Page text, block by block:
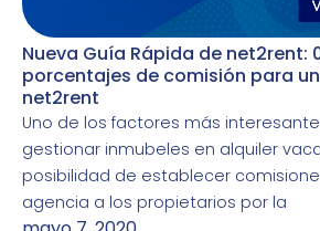
Nueva Guía Rápida de net2rent:
porcentajes de comisión para
net2rent
Uno de los factores más
gestionar inmubeles en alquiler
posibilidad de establecer
agencia a los propietarios por la